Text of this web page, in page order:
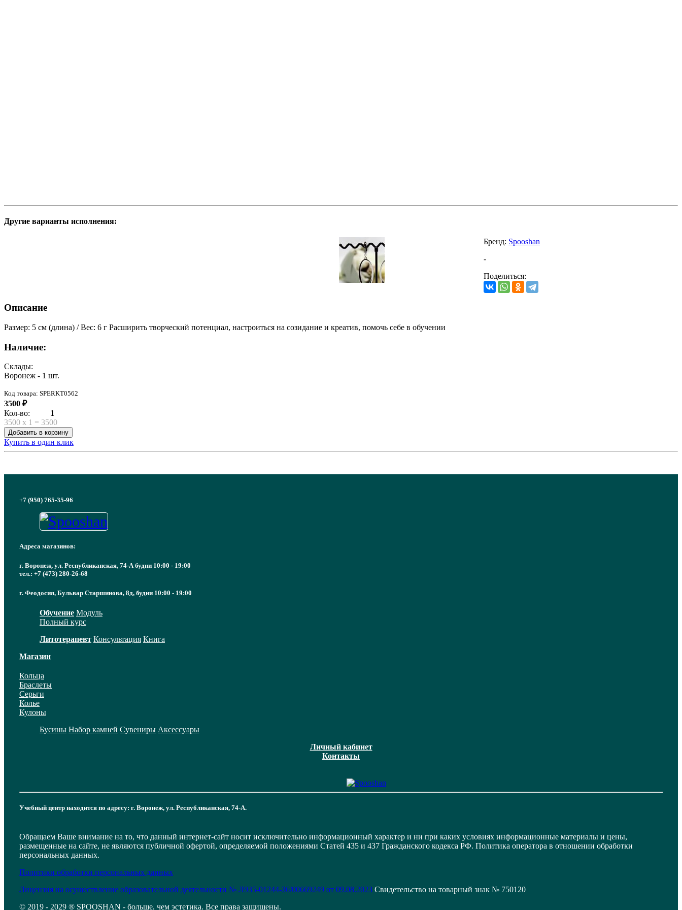
Другие варианты исполнения:
Бренд: Spooshan
-
Поделиться:
Описание
Размер: 5 см (длина) / Вес: 6 г Расширить творческий потенциал, настроиться на созидание и креатив, помочь себе в обучении
Наличие:
Склады:
Воронеж - 1 шт.
Код товара: SPERKT0562
3500 ₽
Кол-во:
1
3500 x 1 = 3500
Добавить в корзину
Купить в один клик
+7 (950) 765-35-96
Адреса магазинов:
г. Воронеж, ул. Республиканская, 74-А будни 10:00 - 19:00
тел.: +7 (473) 280-26-68
г. Феодосия, Бульвар Старшинова, 8д, будни 10:00 - 19:00
Обучение Модуль
Полный курс
Литотерапевт Консультация Книга
Магазин
Кольца
Браслеты
Серьги
Колье
Кулоны
Бусины Набор камней Сувениры Аксессуары
Личный кабинет
Контакты
Учебный центр находится по адресу: г. Воронеж, ул. Республиканская, 74-А.
Обращаем Ваше внимание на то, что данный интернет-сайт носит исключительно информационный характер и ни при каких условиях информационные материалы и цены,
размещенные на сайте, не являются публичной офертой, определяемой положениями Статей 435 и 437 Гражданского кодекса РФ. Политика оператора в отношении обработки
персональных данных.
Политики обработки персональных данных
Лицензия на осуществление образовательной деятельности № Л935-01244-36/00669249 от 09.08.2023 Свидетельство на товарный знак № 750120
© 2019 - 2029 ® SPOOSHAN - больше, чем эстетика. Все права защищены.